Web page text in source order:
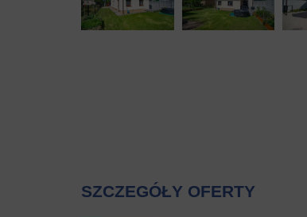
SZCZEGÓŁY OFERTY